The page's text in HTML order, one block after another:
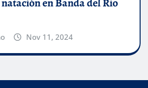
Nov 11, 2024